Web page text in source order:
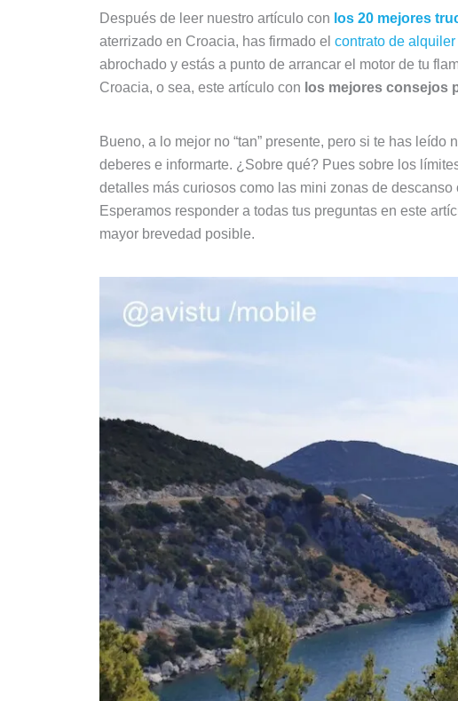
Después de leer nuestro artículo con los 20 mejores
aterrizado en Croacia, has firmado el contrato de
abrochado y estás a punto de arrancar el motor de tu
Croacia, o sea, este artículo con los mejores consejos
Bueno, a lo mejor no “tan” presente, pero si te has leído
deberes e informarte. ¿Sobre qué? Pues sobre los
detalles más curiosos como las mini zonas de descanso
Esperamos responder a todas tus preguntas en este
mayor brevedad posible.